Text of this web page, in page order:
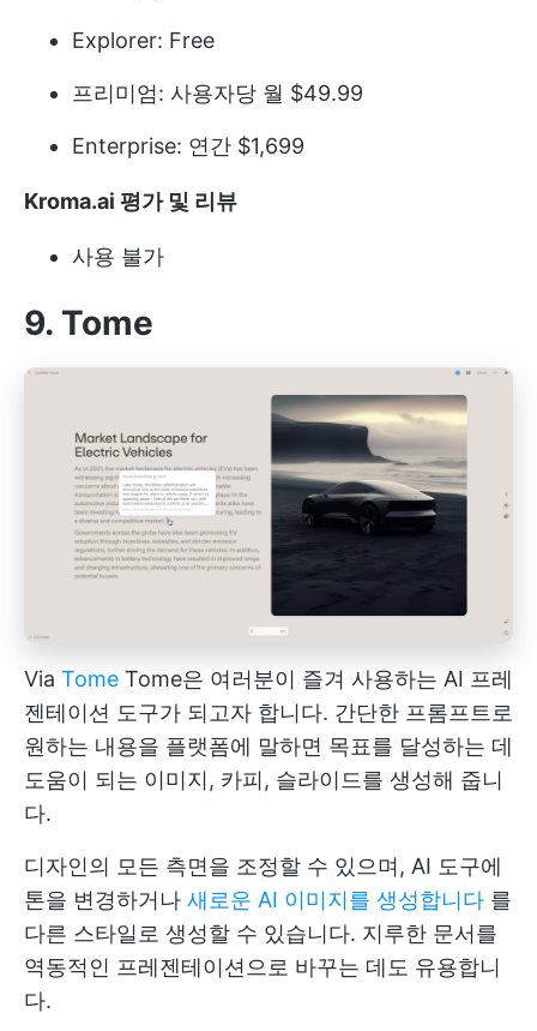
Explorer: Free
프리미엄: 사용자당 월 $49.99
Enterprise: 연간 $1,699
Kroma.ai 평가 및 리뷰
사용 불가
9. Tome
Via Tome Tome은 여러분이 즐겨 사용하는 AI 프레
젠테이션 도구가 되고자 합니다. 간단한 프롬프트로
원하는 내용을 플랫폼에 말하면 목표를 달성하는 데
도움이 되는 이미지, 카피, 슬라이드를 생성해 줍니
다.
디자인의 모든 측면을 조정할 수 있으며, AI 도구에
톤을 변경하거나 새로운 AI 이미지를 생성합니다 를
다른 스타일로 생성할 수 있습니다. 지루한 문서를
역동적인 프레젠테이션으로 바꾸는 데도 유용합니
다.